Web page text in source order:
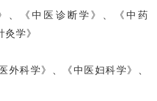
、《中医诊断学》、《中药
学》
外科学》、《中医妇科学》、